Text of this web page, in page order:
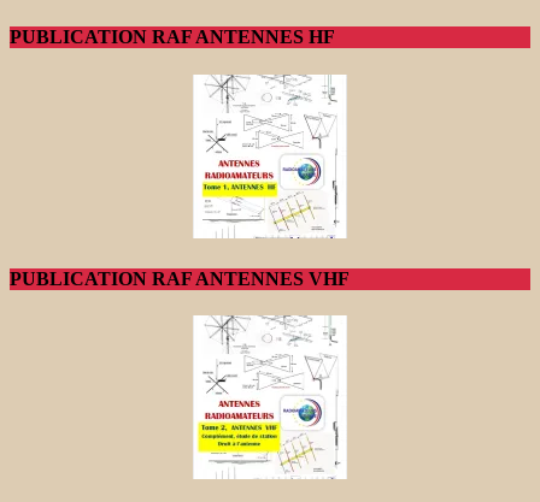
PUBLICATION RAF ANTENNES HF
PUBLICATION RAF ANTENNES VHF